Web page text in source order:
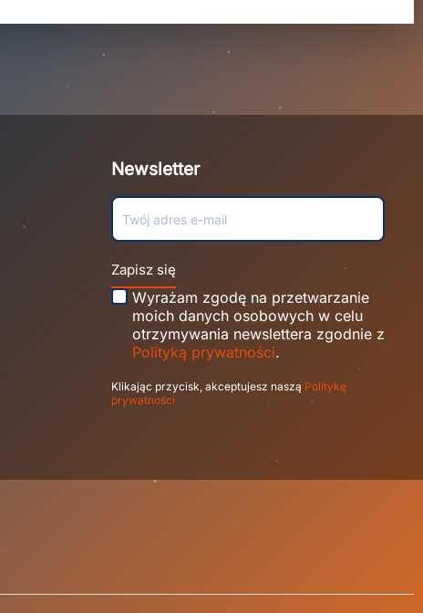
Newsletter
Zapisz się
Wyrażam zgodę na przetwarzanie
moich danych osobowych w celu
otrzymywania newslettera zgodnie z
Polityką prywatności.
Klikając przycisk, akceptujesz naszą Politykę
prywatności